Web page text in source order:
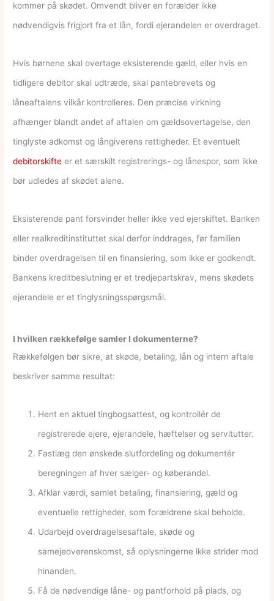
kommer på skødet. Omvendt bliver en forælder ikke
nødvendigvis frigjort fra et lån, fordi ejerandelen er overdraget.
Hvis børnene skal overtage eksisterende gæld, eller hvis en
tidligere debitor skal udtræde, skal pantebrevets og
låneaftalens vilkår kontrolleres. Den præcise virkning
afhænger blandt andet af aftalen om gældsovertagelse, den
tinglyste adkomst og långiverens rettigheder. Et eventuelt
debitorskifte er et særskilt registrerings- og lånespor, som ikke
bør udledes af skødet alene.
Eksisterende pant forsvinder heller ikke ved ejerskiftet. Banken
eller realkreditinstituttet skal derfor inddrages, før familien
binder overdragelsen til en finansiering, som ikke er godkendt.
Bankens kreditbeslutning er et tredjepartskrav, mens skødets
ejerandele er et tinglysningsspørgsmål.
I hvilken rækkefølge samler I dokumenterne?
Rækkefølgen bør sikre, at skøde, betaling, lån og intern aftale
beskriver samme resultat:
Hent en aktuel tingbogsattest, og kontrollér de
registrerede ejere, ejerandele, hæftelser og servitutter.
Fastlæg den ønskede slutfordeling og dokumentér
beregningen af hver sælger- og køberandel.
Afklar værdi, samlet betaling, finansiering, gæld og
eventuelle rettigheder, som forældrene skal beholde.
Udarbejd overdragelsesaftale, skøde og
samejeoverenskomst, så oplysningerne ikke strider mod
hinanden.
Få de nødvendige låne- og pantforhold på plads, og